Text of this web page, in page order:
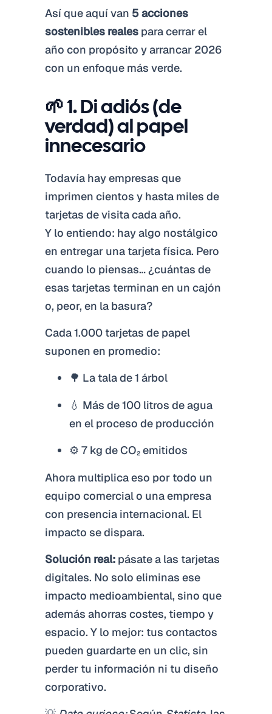
Así que aquí van 5 acciones
sostenibles reales para cerrar el
año con propósito y arrancar 2026
con un enfoque más verde.
🌱 1. Di adiós (de
verdad) al papel
innecesario
Todavía hay empresas que
imprimen cientos y hasta miles de
tarjetas de visita cada año.
Y lo entiendo: hay algo nostálgico
en entregar una tarjeta física. Pero
cuando lo piensas… ¿cuántas de
esas tarjetas terminan en un cajón
o, peor, en la basura?
Cada 1.000 tarjetas de papel
suponen en promedio:
🌳 La tala de 1 árbol
💧 Más de 100 litros de agua
en el proceso de producción
⚙️ 7 kg de CO₂ emitidos
Ahora multiplica eso por todo un
equipo comercial o una empresa
con presencia internacional. El
impacto se dispara.
Solución real: pásate a las tarjetas
digitales. No solo eliminas ese
impacto medioambiental, sino que
además ahorras costes, tiempo y
espacio. Y lo mejor: tus contactos
pueden guardarte en un clic, sin
perder tu información ni tu diseño
corporativo.